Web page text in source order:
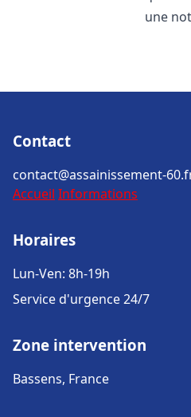
une
Contact
contact@assainissement-
Accueil Informations
Horaires
Lun-Ven: 8h-19h
Service d'urgence 24/7
Zone intervention
Bassens, France